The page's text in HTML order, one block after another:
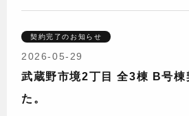
契約完了のお知らせ
2026-05-29
武蔵野市境2丁目 全3棟 B号棟
た。